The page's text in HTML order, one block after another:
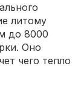
литому
до 8000
Оно
чего тепло